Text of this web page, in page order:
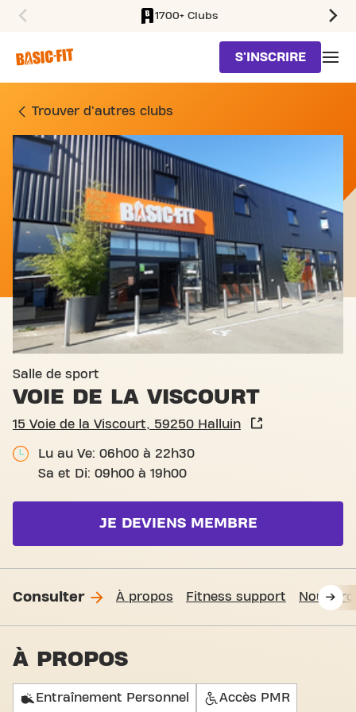
1700+ Clubs
S'INSCRIRE
SALLE DE SPORT 15
Trouver d'autres clubs
Salle de sport
VOIE DE LA VISCOURT
15 Voie de la Viscourt, 59250 Halluin
Lu au Ve: 06h00 à 22h30
Sa et Di: 09h00 à 19h00
JE DEVIENS MEMBRE
Consulter À propos Fitness support Nous
À PROPOS
Entraînement Personnel Accès PMR